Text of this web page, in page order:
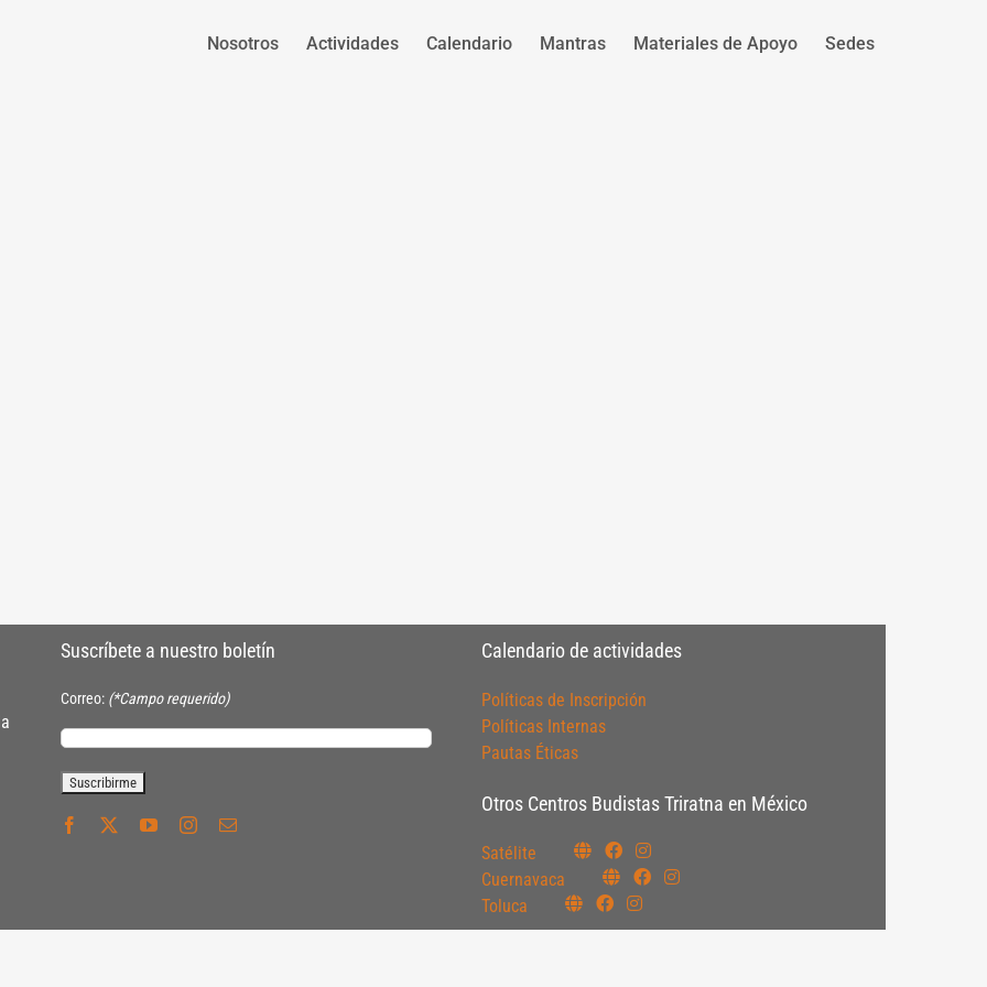
Nosotros Actividades Calendario Mantras Materiales de Apoyo Sedes
Suscríbete a nuestro boletín
Correo: (*Campo requerido)
Calendario de actividades
Políticas de Inscripción
Políticas Internas
Pautas Éticas
Otros Centros Budistas Triratna en México
Satélite
Cuernavaca
Toluca